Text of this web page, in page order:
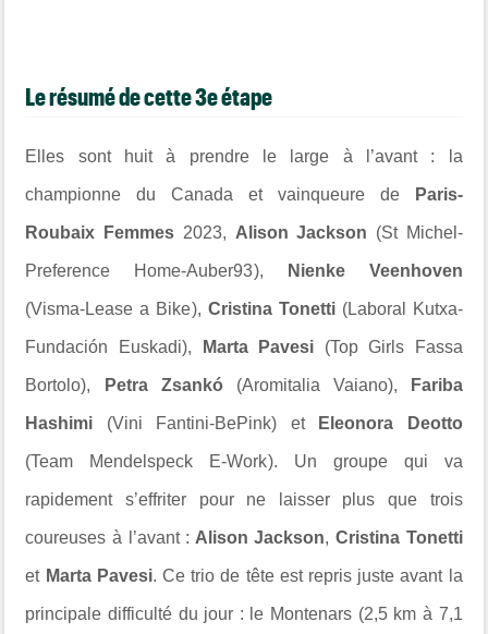
Le résumé de cette 3e étape
Elles sont huit à prendre le large à l’avant : la
championne du Canada et vainqueure de Paris-
Roubaix Femmes 2023, Alison Jackson (St Michel-
Preference Home-Auber93), Nienke Veenhoven
(Visma-Lease a Bike), Cristina Tonetti (Laboral Kutxa-
Fundación Euskadi), Marta Pavesi (Top Girls Fassa
Bortolo), Petra Zsankó (Aromitalia Vaiano), Fariba
Hashimi (Vini Fantini-BePink) et Eleonora Deotto
(Team Mendelspeck E-Work). Un groupe qui va
rapidement s’effriter pour ne laisser plus que trois
coureuses à l’avant : Alison Jackson, Cristina Tonetti
et Marta Pavesi. Ce trio de tête est repris juste avant la
principale difficulté du jour : le Montenars (2,5 km à 7,1